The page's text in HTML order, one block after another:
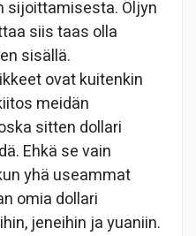
sijoittamisesta. Öljyn
siis taas olla
sisällä.
ovat kuitenkin
meidän
sitten dollari
Ehkä se vain
yhä useammat
omia dollari
jeneihin ja yuaniin.